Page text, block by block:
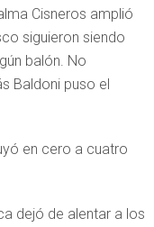
Cisneros amplió
siguieron siendo
balón. No
Baldoni puso el
en cero a cuatro
dejó de alentar a los